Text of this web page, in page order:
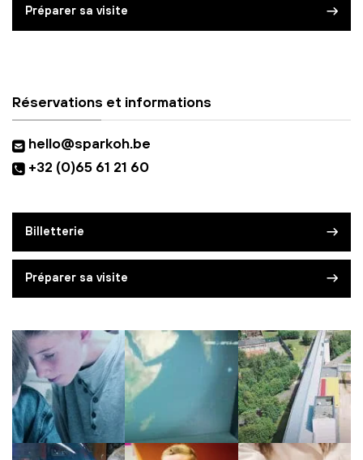
Préparer sa visite
Réservations et informations
hello@sparkoh.be
+32 (0)65 61 21 60
Billetterie
Préparer sa visite